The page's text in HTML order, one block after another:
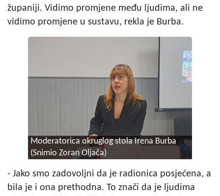
županiji. Vidimo promjene među ljudima, ali ne
vidimo promjene u sustavu, rekla je Burba.
Moderatorica okruglog stola Irena Burba
(Snimio Zoran Oljača)
- Jako smo zadovoljni da je radionica posjećena, a
bila je i ona prethodna. To znači da je ljudima